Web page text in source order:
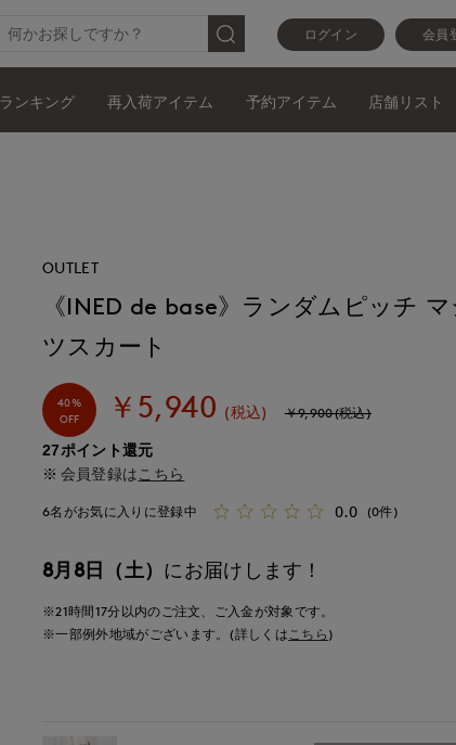
ログイン 会員
ランキング 再入荷アイテム 予約アイテム 店舗リスト
OUTLET
《INED de base》ランダムピッチ
ツスカート
40%
OFF
￥5,940 (税込) ￥9,900(税込)
27ポイント還元
会員登録は こちら
6名がお気に入りに登録中 0.0 (0件)
8月8日（土） にお届けします！
※21時間17分以内のご注文、ご入金が対象です。
※一部例外地域がございます。(詳しくはこちら )